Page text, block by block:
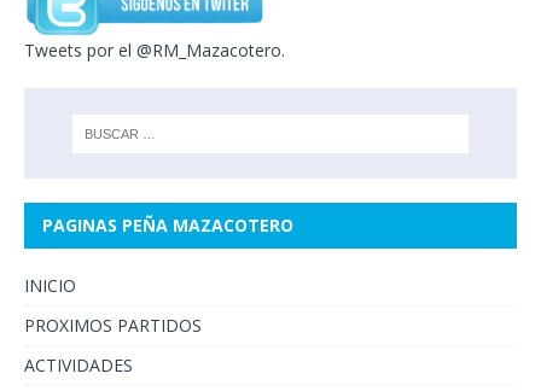
Tweets por el @RM_Mazacotero.
PAGINAS PEÑA MAZACOTERO
INICIO
PROXIMOS PARTIDOS
ACTIVIDADES